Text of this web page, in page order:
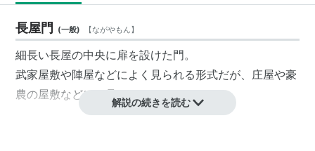
長屋門 (一般) 【ながやもん】
細長い長屋の中央に扉を設けた門。
武家屋敷や陣屋などによく見られる形式だが、庄屋や豪
農の屋敷などにも見られる。
解説の続きを読む